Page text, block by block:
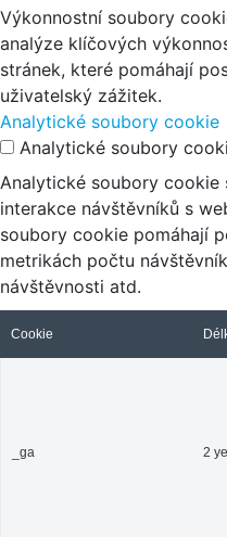
Výkonnostní soubory
analýze klíčových
stránek, které pomáhají
uživatelský zážitek.
Analytické soubory cookie
Analytické soubory
Analytické soubory
interakce návštěvníků s
soubory cookie pomáhají
metrikách počtu
návštěvnosti atd.
Cookie
_ga 2